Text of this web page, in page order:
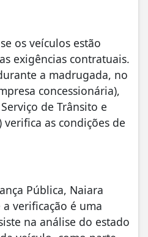
os veículos estão
exigências contratuais.
a madrugada, no
concessionária),
de Trânsito e
verifica as condições de
Pública, Naiara
a verificação é uma
na análise do estado